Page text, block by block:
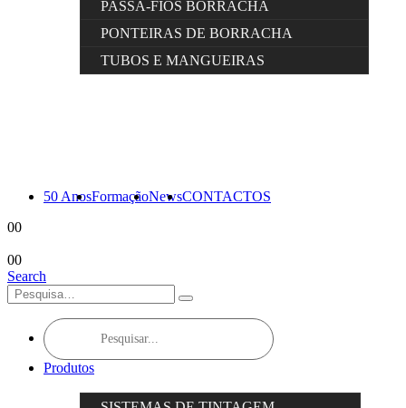
PASSA-FIOS BORRACHA
PONTEIRAS DE BORRACHA
TUBOS E MANGUEIRAS
50 AnosFormaçãoNewsCONTACTOS
00
00
Search
Products
search
Produtos